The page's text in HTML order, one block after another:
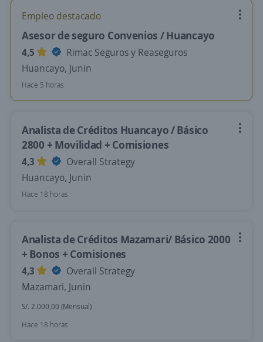
Empleo destacado
Asesor de seguro Convenios / Huancayo
4,5
Rimac Seguros y Reaseguros
Huancayo, Junin
Hace 5 horas
Analista de Créditos Huancayo / Básico
2800 + Movilidad + Comisiones
4,3
Overall Strategy
Huancayo, Junin
Hace 18 horas
Analista de Créditos Mazamari/ Básico 2000
+ Bonos + Comisiones
4,3
Overall Strategy
Mazamari, Junin
S/. 2.000,00 (Mensual)
Hace 18 horas